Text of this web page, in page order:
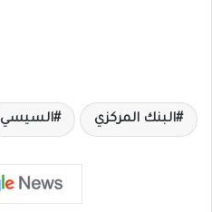
البنك المركزي السيسي